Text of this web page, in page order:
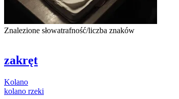
Znalezione słowatrafność/liczba znaków
zakręt
Kolano
kolano rzeki